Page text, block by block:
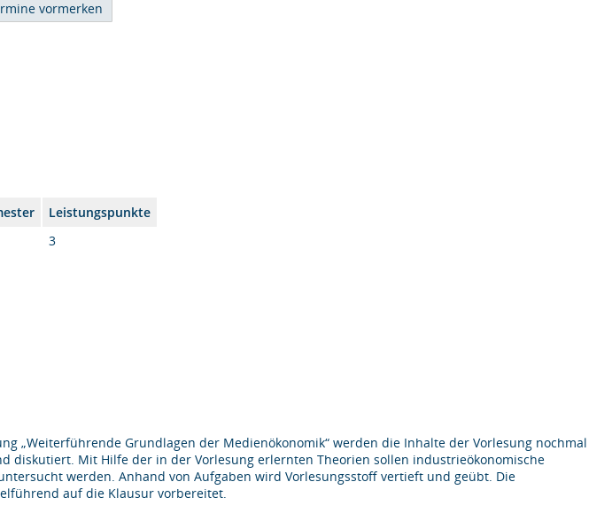
Leistungspunkte
3
„Weiterführende Grundlagen der Medienökonomik“ werden die Inhalte der Vorlesung nochmal
diskutiert. Mit Hilfe der in der Vorlesung erlernten Theorien sollen industrieökonomische
werden. Anhand von Aufgaben wird Vorlesungsstoff vertieft und geübt. Die
auf die Klausur vorbereitet.